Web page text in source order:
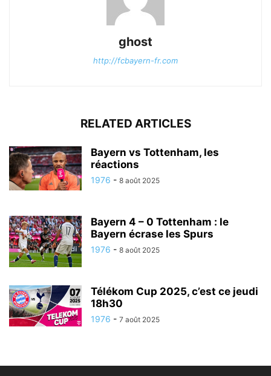
ghost
http://fcbayern-fr.com
RELATED ARTICLES
Bayern vs Tottenham, les
réactions
1976 - 8 août 2025
Bayern 4 – 0 Tottenham : le
Bayern écrase les Spurs
1976 - 8 août 2025
Télékom Cup 2025, c’est ce jeudi
18h30
1976 - 7 août 2025